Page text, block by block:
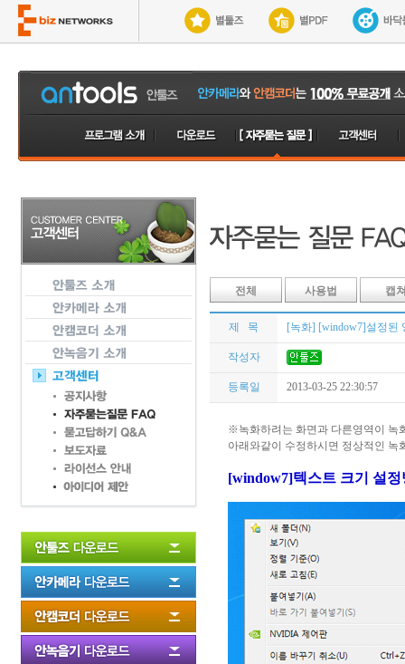
전체 사용법 캡
제 목 [녹화] [window7]설정된
작성자
등록일 2013-03-25 22:30:57
※녹화하려는 화면과 다른영역이 녹
아래와같이 수정하시면 정상적인 녹
[window7]텍스트 크기 설정